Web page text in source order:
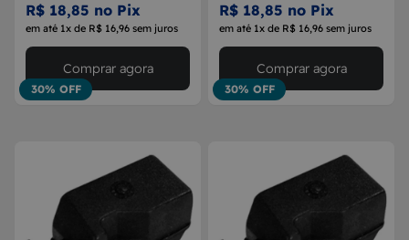
R$ 18,85 no Pix
em até 1x de R$ 16,96 sem juros
30% OFF
Comprar agora
R$ 18,85 no Pix
em até 1x de R$ 16,96 sem juros
30% OFF
Comprar agora